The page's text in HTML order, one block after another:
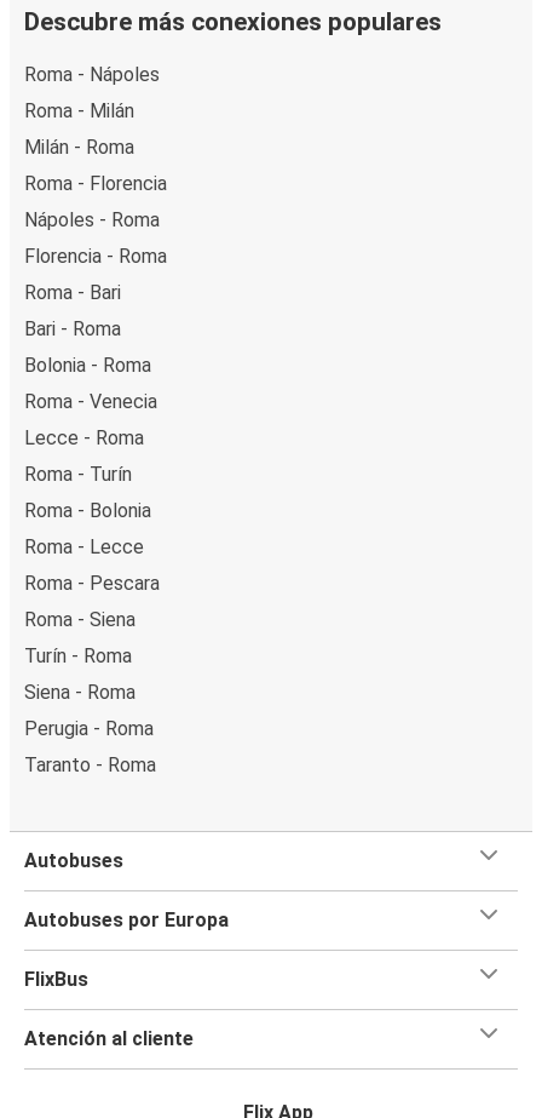
Descubre más conexiones populares
Roma - Nápoles
Roma - Milán
Milán - Roma
Roma - Florencia
Nápoles - Roma
Florencia - Roma
Roma - Bari
Bari - Roma
Bolonia - Roma
Roma - Venecia
Lecce - Roma
Roma - Turín
Roma - Bolonia
Roma - Lecce
Roma - Pescara
Roma - Siena
Turín - Roma
Siena - Roma
Perugia - Roma
Taranto - Roma
Autobuses
Autobuses por Europa
FlixBus
Atención al cliente
Flix App